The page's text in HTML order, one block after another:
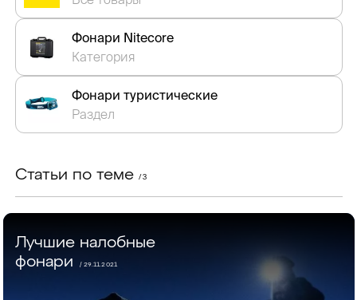
Фонари Nitecore
Категория
Фонари туристические
Раздел
Статьи по теме / 3
Лучшие налобные
фонари
/ 29.11.2021